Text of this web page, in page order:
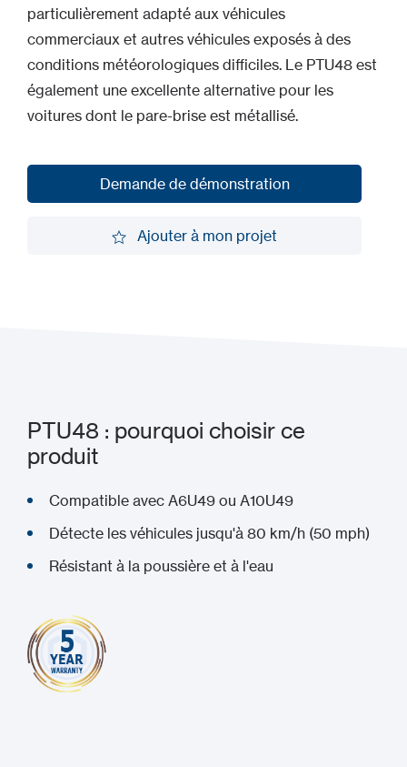
particulièrement adapté aux véhicules
commerciaux et autres véhicules exposés à des
conditions météorologiques difficiles. Le PTU48 est
également une excellente alternative pour les
voitures dont le pare-brise est métallisé.
Demande de démonstration
Ajouter à mon projet
PTU48 : pourquoi choisir ce
produit
Compatible avec A6U49 ou A10U49
Détecte les véhicules jusqu'à 80 km/h (50 mph)
Résistant à la poussière et à l'eau